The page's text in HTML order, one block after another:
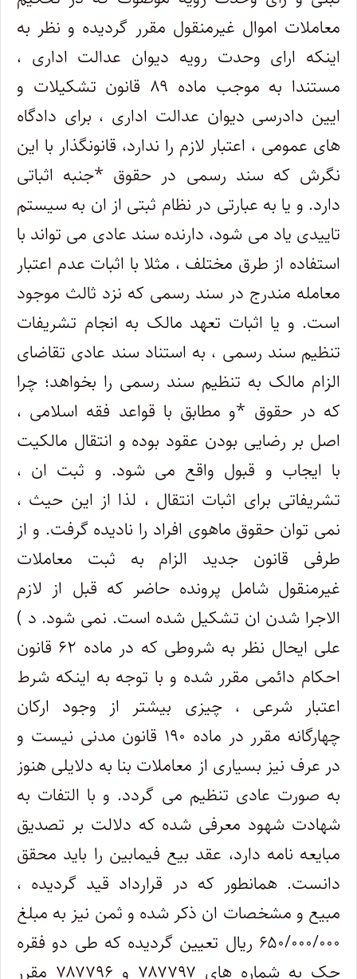
معاملات اموال غیرمنقول مقرر گردیده و نظر به
اینکه ارای وحدت رویه دیوان عدالت اداری ،
مستندا به موجب ماده ۸۹ قانون تشکیلات و
ایین دادرسی دیوان عدالت اداری ، برای دادگاه
های عمومی ، اعتبار لازم را ندارد، قانونگذار با این
نگرش که سند رسمی در حقوق *جنبه اثباتی
دارد. و یا به عبارتی در نظام ثبتی از ان به سیستم
تاییدی یاد می شود، دارنده سند عادی می تواند با
استفاده از طرق مختلف ، مثلا با اثبات عدم اعتبار
معامله مندرج در سند رسمی که نزد ثالث موجود
است. و یا اثبات تعهد مالک به انجام تشریفات
تنظیم سند رسمی ، به استناد سند عادی تقاضای
الزام مالک به تنظیم سند رسمی را بخواهد؛ چرا
که در حقوق *و مطابق با قواعد فقه اسلامی ،
اصل بر رضایی بودن عقود بوده و انتقال مالکیت
با ایجاب و قبول واقع می شود. و ثبت ان ،
تشریفاتی برای اثبات انتقال ، لذا از این حیث ،
نمی توان حقوق ماهوی افراد را نادیده گرفت. و از
طرفی قانون جدید الزام به ثبت معاملات
غیرمنقول شامل پرونده حاضر که قبل از لازم
الاجرا شدن ان تشکیل شده است. نمی شود. د )
علی ایحال نظر به شروطی که در ماده ۶۲ قانون
احکام دائمی مقرر شده و با توجه به اینکه شرط
اعتبار شرعی ، چیزی بیشتر از وجود ارکان
چهارگانه مقرر در ماده ۱۹۰ قانون مدنی نیست و
در عرف نیز بسیاری از معاملات بنا به دلایلی هنوز
به صورت عادی تنظیم می گردد. و با التفات به
شهادت شهود معرفی شده که دلالت بر تصدیق
مبایعه نامه دارد، عقد بیع فیمابین را باید محقق
دانست. همانطور که در قرارداد قید گردیده ،
مبیع و مشخصات ان ذکر شده و ثمن نیز به مبلغ
۶۵۰/۰۰۰/۰۰۰ ریال تعیین گردیده که طی دو فقره
چک به شماره های ۷۸۷۷۹۷ و ۷۸۷۷۹۶ مقرر